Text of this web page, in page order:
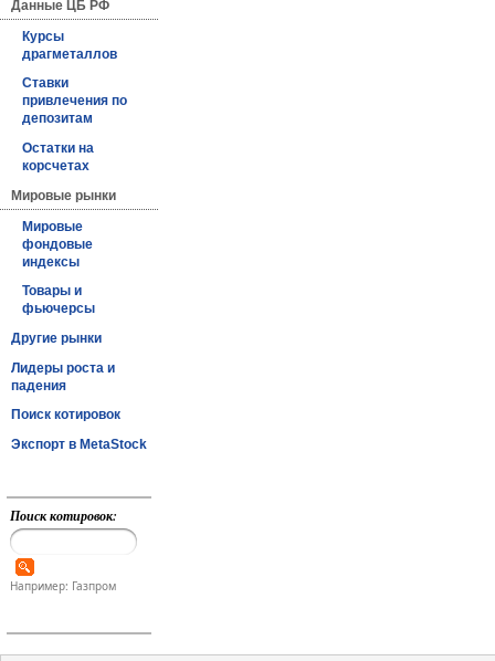
Данные ЦБ РФ
Курсы
драгметаллов
Ставки
привлечения по
депозитам
Остатки на
корсчетах
Мировые рынки
Мировые
фондовые
индексы
Товары и
фьючерсы
Другие рынки
Лидеры роста и
падения
Поиск котировок
Экспорт в MetaStock
Поиск котировок:
Например: Газпром